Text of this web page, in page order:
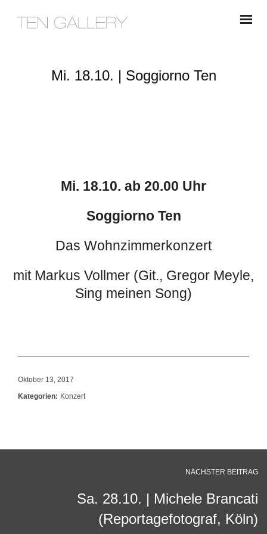
Mi. 18.10. | Soggiorno Ten
Mi. 18.10. ab 20.00 Uhr
Soggiorno Ten
Das Wohnzimmerkonzert
mit Markus Vollmer (Git., Gregor Meyle,
Sing meinen Song)
Oktober 13, 2017
Kategorien: Konzert
NÄCHSTER BEITRAG
Sa. 28.10. | Michele Brancati
(Reportagefotograf, Köln)